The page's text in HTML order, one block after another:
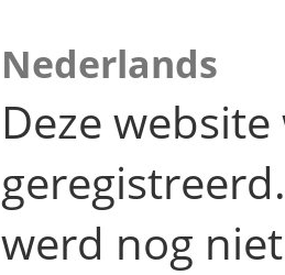
Nederlands
Deze
werd nog